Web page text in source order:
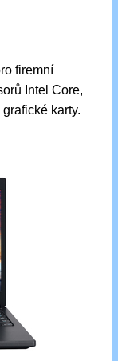
firemní
Intel Core,
karty.